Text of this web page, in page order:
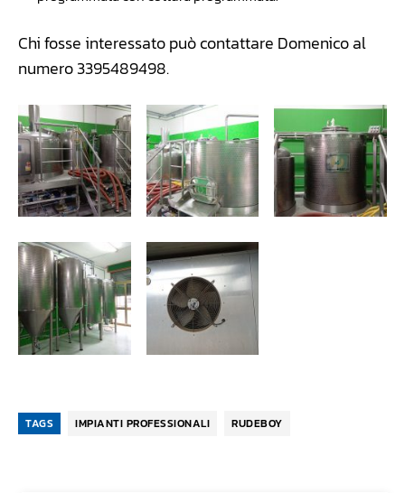
Chi fosse interessato può contattare Domenico al
numero 3395489498.
TAGS IMPIANTI PROFESSIONALI RUDEBOY